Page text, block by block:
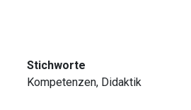
Stichworte
Kompetenzen, Didaktik